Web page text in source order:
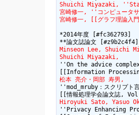
Shuichi Miyazaki,
宮崎修一, ''コンピュータサ
宮崎修一, [[グラフ理論
*2014年度 [#fc362793]
Minseon Lee,
Shuichi Miyazaki,
''On the advice
松本 亮介・岡部 寿男,
''mod_mruby：スクリプト
Hiroyuki Sato, Yasuo
''Privacy Enhancing